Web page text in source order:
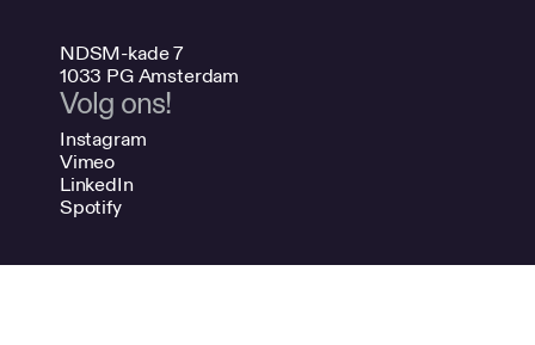
NDSM-kade 7
1033 PG Amsterdam
Volg ons!
Instagram
Vimeo
LinkedIn
Spotify